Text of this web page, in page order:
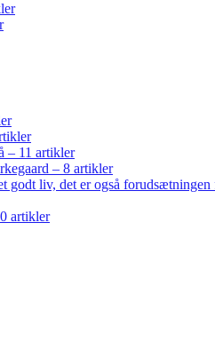
– 11 artikler
– 8 artikler
godt liv, det er også forudsætningen
artikler